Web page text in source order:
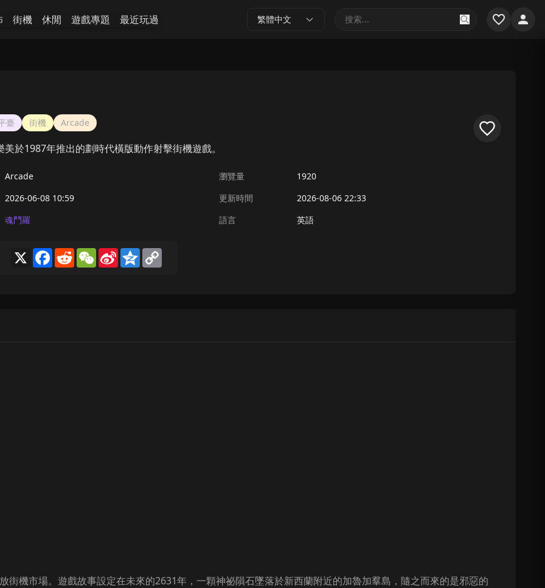
街機 休閒 遊戲專題 最近玩過 繁體中文
臺 街機 Arcade
於1987年推出的劃時代橫版動作射擊街機遊戲。
Arcade 瀏覽量
1920
2026-06-08 10:59
更新時間
2026-08-06 22:33
魂鬥羅
語言 英語
X Facebook
RedditWeChat
Sina
Weibo
Qzone
機市場。遊戲故事設定在未來的2631年，一顆神祕隕石墜落於新西蘭附近的加魯加羣島，隨之而來的是邪惡的